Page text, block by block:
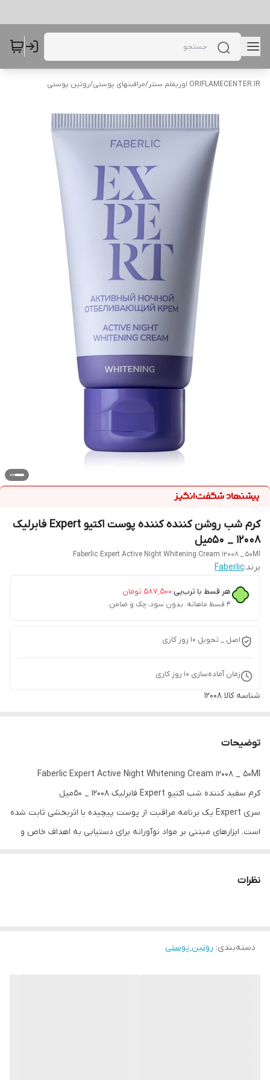
ORIFLAMECENTER.IR اوریفلم سنتر /مراقبتهای پوستی/روتین پوستی
کرم شب روشن کننده کننده پوست اکتیو Expert فابرلیک
12008 _ 50میل
Faberlic Expert Active Night Whitening Cream 12008 _ 50Ml
برند:Faberlic
هر قسط با ترب‌پی:۵۸۷٬۵۰۰ تومان
۴ قسط ماهانه. بدون سود، چک و ضامن.
اصل _ تحویل ۱۰ روز کاری
زمان آماده‌سازی 10 روز کاری
شناسه کالا 12008
توضیحات
Faberlic Expert Active Night Whitening Cream 12008 _ 50Ml
کرم سفید کننده شب اکتیو Expert فابرلیک 12008 _ 50میل
سری Expert یک برنامه مراقبت از پوست پیچیده با اثربخشی ثابت شده
است. ابزارهای مبتنی بر مواد نوآورانه برای دستیابی به اهداف خاص و
چهره را یکدست می کند.
اندازه هایپرپیگمانتاسیون موضعی را تا 21.1% کاهش می دهد*
نظرات
دسته‌بندی: روتین پوستی